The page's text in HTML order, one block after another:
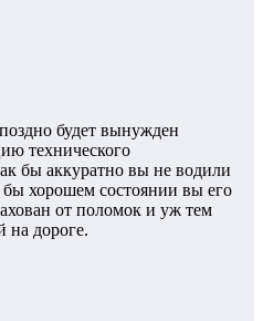
будет вынужден
технического
бы аккуратно вы не водили
хорошем состоянии вы его
от поломок и уж тем
на дороге.